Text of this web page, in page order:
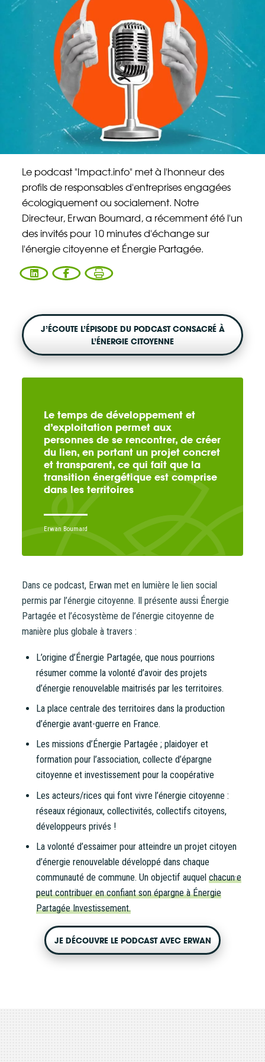
Énergie Partagée accompagne les initiatives
de production d'énergie renouvelable qui
associent les habitants et acteurs de leur
territoire.
ABONNEZ-VOUS À NOS NEWSLETTERS
Court-circuit EnRoute
Chaque mois, suivez l'actualité pour bien
découvrez les nouveaux projets !
Votre email Valider
Le podcast "Impact.info" met à l'honneur des
profils de responsables d'entreprises engagées
écologiquement ou socialement. Notre
Directeur, Erwan Boumard, a récemment été l'un
des invités pour 10 minutes d'échange sur
l'énergie citoyenne et Énergie Partagée.
J’ÉCOUTE L’ÉPISODE DU PODCAST CONSACRÉ À
L’ÉNERGIE CITOYENNE
Le temps de développement et
d’exploitation permet aux
personnes de se rencontrer, de créer
du lien, en portant un projet concret
et transparent, ce qui fait que la
transition énergétique est comprise
dans les territoires
Erwan Boumard
Dans ce podcast, Erwan met en lumière le lien social
permis par l’énergie citoyenne. Il présente aussi Énergie
Partagée et l’écosystème de l’énergie citoyenne de
manière plus globale à travers :
L’origine d’Énergie Partagée, que nous pourrions
résumer comme la volonté d’avoir des projets
d’énergie renouvelable maitrisés par les territoires.
La place centrale des territoires dans la production
d’énergie avant-guerre en France.
Les missions d’Énergie Partagée ; plaidoyer et
formation pour l’association, collecte d’épargne
citoyenne et investissement pour la coopérative
Les acteurs/rices qui font vivre l’énergie citoyenne :
réseaux régionaux, collectivités, collectifs citoyens,
développeurs privés !
La volonté d’essaimer pour atteindre un projet citoyen
d’énergie renouvelable développé dans chaque
communauté de commune. Un objectif auquel chacun·e
peut contribuer en confiant son épargne à Énergie
Partagée Investissement.
JE DÉCOUVRE LE PODCAST AVEC ERWAN
Vous entrez sur notre plateforme de souscription
CoopHub
votre espace personnel d’actionnaire.
La souscription à Énergie Partagée comporte un risque de
perte totale ou partielle du capital investi. Pour bien
appréhender ces risques et le modèle d’investissement
d’Énergie Partagée, nous vous invitons à consulter le
document d’information synthétique (DIS)
NB : si vous souscrivez en tant que personne morale
(société, …), votre souscription peut être soumise à
Un problème, une question ?Consultez notre FAQou
contactez-nous.